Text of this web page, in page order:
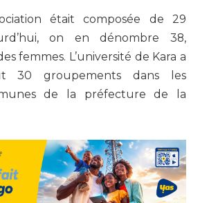
était composée de 29
on en dénombre 38,
femmes. L’université de Kara a
30 groupements dans les
de la préfecture de la